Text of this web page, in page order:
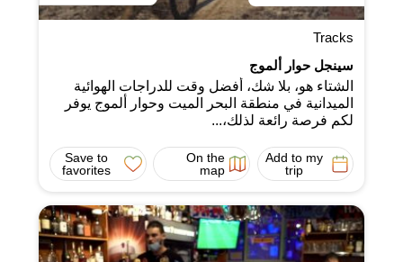
Tracks
سينجل حوار ألموج
الشتاء هو، بلا شك، أفضل وقت للدراجات الهوائية
الميدانية في منطقة البحر الميت وحوار ألموج يوفر
لكم فرصة رائعة لذلك،...
Add to my
trip
On the
map
Save to
favorites